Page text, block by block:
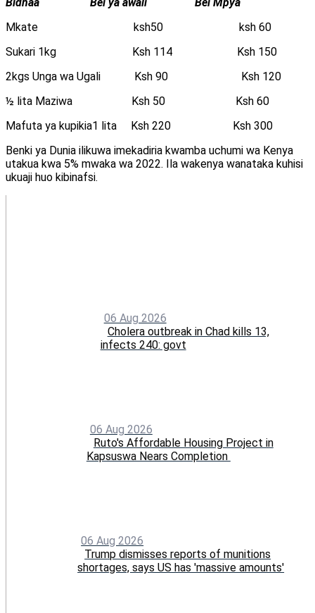
Mkate ksh50 ksh 60
Sukari 1kg Ksh 114 Ksh 150
2kgs Unga wa Ugali Ksh 90 Ksh 120
½ lita Maziwa Ksh 50 Ksh 60
Mafuta ya kupikia1 lita Ksh 220 Ksh 300
Benki ya Dunia ilikuwa imekadiria kwamba uchumi wa Kenya
utakua kwa 5% mwaka wa 2022. Ila wakenya wanataka kuhisi
ukuaji huo kibinafsi.
06 Aug 2026
Cholera outbreak in Chad kills 13,
infects 240: govt
06 Aug 2026
Ruto's Affordable Housing Project in
Kapsuswa Nears Completion
06 Aug 2026
Trump dismisses reports of munitions
shortages, says US has 'massive amounts'